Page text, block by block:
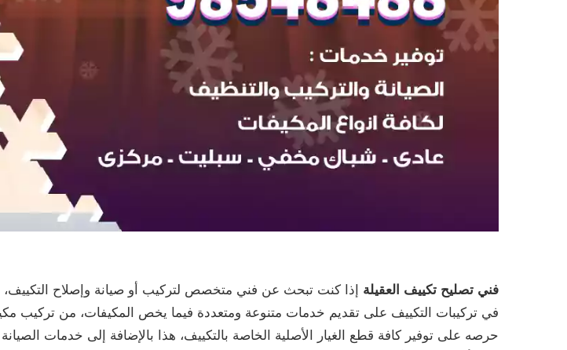
فني تصليح تكييف العقيلة إذا كنت تبحث عن فني متخصص لتركيب أو صيانة وإصلاح
في تركيبات التكييف على تقديم خدمات متنوعة ومتعددة فيما يخص المكيفات، من تركيب
حرصه على توفير كافة قطع الغيار الأصلية الخاصة بالتكييف، هذا بالإضافة إلى خدمات